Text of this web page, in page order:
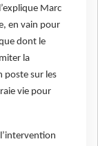
Marc
en vain pour
dont le
la
poste sur les
vie pour